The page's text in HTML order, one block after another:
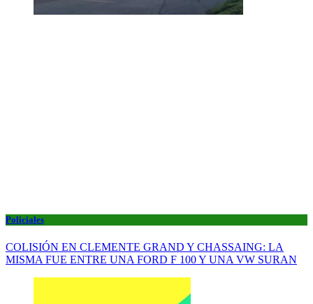
Policiales
COLISIÓN EN CLEMENTE GRAND Y CHASSAING: LA
MISMA FUE ENTRE UNA FORD F 100 Y UNA VW SURAN